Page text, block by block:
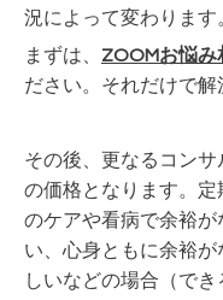
況によって変わります
まずは、 ZOOMお悩み
ださい。それだけで解
その後、更なるコン
の価格となります。
のケアや看病で余裕
い、心身ともに余裕
しいなどの場合（で